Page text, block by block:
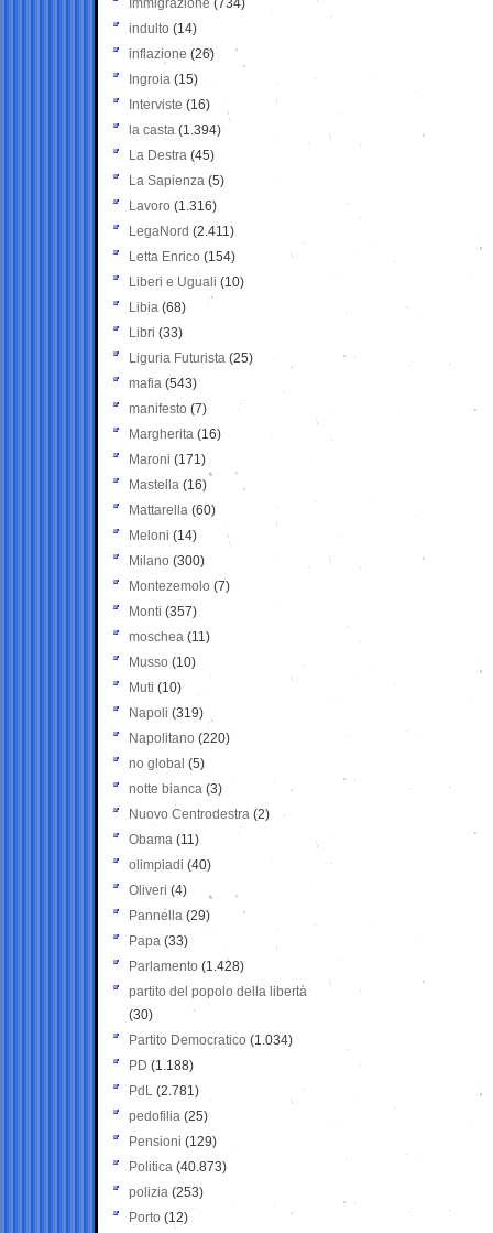
Immigrazione (734)
indulto (14)
inflazione (26)
Ingroia (15)
Interviste (16)
la casta (1.394)
La Destra (45)
La Sapienza (5)
Lavoro (1.316)
LegaNord (2.411)
Letta Enrico (154)
Liberi e Uguali (10)
Libia (68)
Libri (33)
Liguria Futurista (25)
mafia (543)
manifesto (7)
Margherita (16)
Maroni (171)
Mastella (16)
Mattarella (60)
Meloni (14)
Milano (300)
Montezemolo (7)
Monti (357)
moschea (11)
Musso (10)
Muti (10)
Napoli (319)
Napolitano (220)
no global (5)
notte bianca (3)
Nuovo Centrodestra (2)
Obama (11)
olimpiadi (40)
Oliveri (4)
Pannella (29)
Papa (33)
Parlamento (1.428)
partito del popolo della libertà
(30)
Partito Democratico (1.034)
PD (1.188)
PdL (2.781)
pedofilia (25)
Pensioni (129)
Politica (40.873)
polizia (253)
Porto (12)